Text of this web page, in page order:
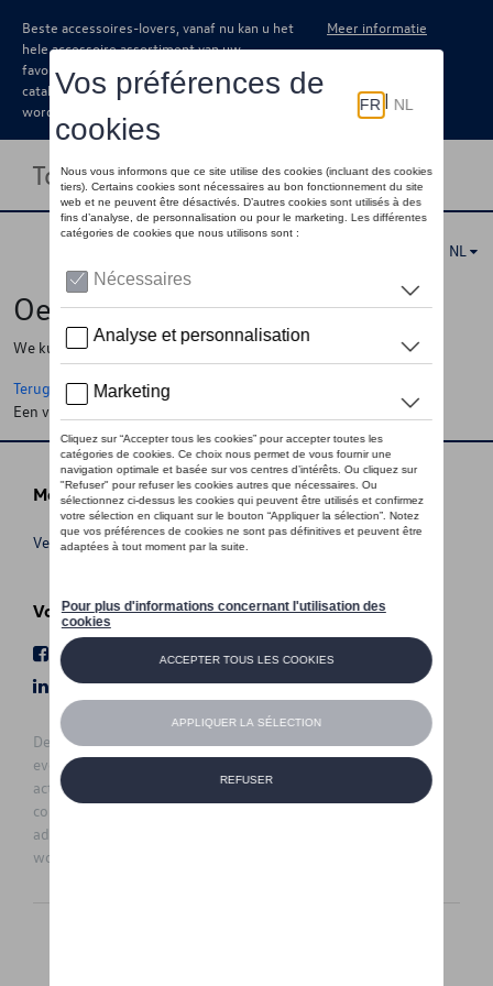
Beste accessoires-lovers, vanaf nu kan u het
hele accessoire assortiment van uw
favoriete merk terugvinden in de online
catalogus. Deze kunnen steeds besteld
worden via uw dealer.
Meer informatie
Toggle navigation
NL
Oeps !
We kunnen de pagina, de informatie die u zoekt niet vinden
Terug naar de startpagina
Een vraag ?
Meer info
Verkoopsvoorwaarden
Volg Ons
Facebook
Youtube
LinkedIn
Instagram
De prijzen op deze site zijn adviesprijzen (incl. btw), exclusief
eventuele installatiekosten. Voor meer informatie over de
actuele verkoopprijs en de eventuele installatiekosten kunt u
contact opnemen met uw concessiehouder / agent. De
adviesprijzen kunnen zonder voorafgaande kennisgeving
worden gewijzigd.